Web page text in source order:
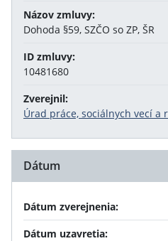
Názov zmluvy:
Dohoda §59, SZČO so ZP, ŠR
ID zmluvy:
10481680
Zverejnil:
Úrad práce, sociálnych vecí a
Dátum
Dátum zverejnenia:
Dátum uzavretia: